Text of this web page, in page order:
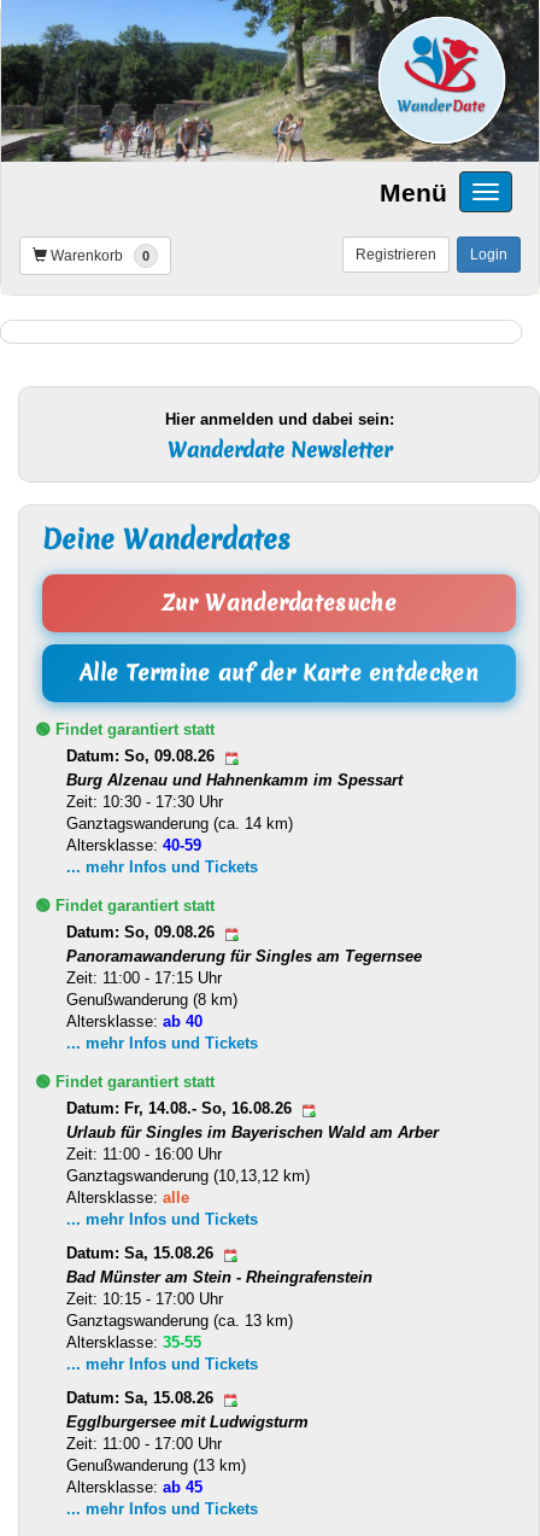
Menü
Warenkorb 0 Login
Registrieren
Hier anmelden und dabei sein:
Wanderdate Newsletter
Deine Wanderdates
Zur Wanderdatesuche
Alle Termine auf der Karte entdecken
🟢 Findet garantiert statt
Datum: So, 09.08.26
Burg Alzenau und Hahnenkamm im Spessart
Zeit: 10:30 - 17:30 Uhr
Ganztagswanderung (ca. 14 km)
Altersklasse: 40-59
... mehr Infos und Tickets
🟢 Findet garantiert statt
Datum: So, 09.08.26
Panoramawanderung für Singles am Tegernsee
Zeit: 11:00 - 17:15 Uhr
Genußwanderung (8 km)
Altersklasse: ab 40
... mehr Infos und Tickets
🟢 Findet garantiert statt
Datum: Fr, 14.08.- So, 16.08.26
Urlaub für Singles im Bayerischen Wald am Arber
Zeit: 11:00 - 16:00 Uhr
Ganztagswanderung (10,13,12 km)
Altersklasse: alle
... mehr Infos und Tickets
Datum: Sa, 15.08.26
Bad Münster am Stein - Rheingrafenstein
Zeit: 10:15 - 17:00 Uhr
Ganztagswanderung (ca. 13 km)
Altersklasse: 35-55
... mehr Infos und Tickets
Datum: Sa, 15.08.26
Egglburgersee mit Ludwigsturm
Zeit: 11:00 - 17:00 Uhr
Genußwanderung (13 km)
Altersklasse: ab 45
... mehr Infos und Tickets